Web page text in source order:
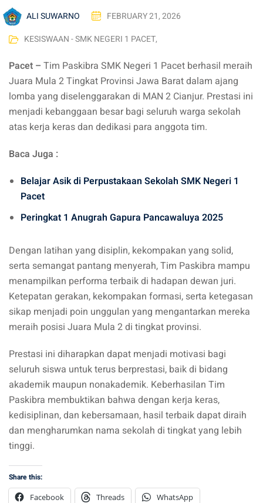
ALI SUWARNO
FEBRUARY 21, 2026
KESISWAAN - SMK NEGERI 1 PACET,
Pacet – Tim Paskibra SMK Negeri 1 Pacet berhasil meraih
Juara Mula 2 Tingkat Provinsi Jawa Barat dalam ajang
lomba yang diselenggarakan di MAN 2 Cianjur. Prestasi ini
menjadi kebanggaan besar bagi seluruh warga sekolah
atas kerja keras dan dedikasi para anggota tim.
Baca Juga :
Belajar Asik di Perpustakaan Sekolah SMK Negeri 1
Pacet
Peringkat 1 Anugrah Gapura Pancawaluya 2025
Dengan latihan yang disiplin, kekompakan yang solid,
serta semangat pantang menyerah, Tim Paskibra mampu
menampilkan performa terbaik di hadapan dewan juri.
Ketepatan gerakan, kekompakan formasi, serta ketegasan
sikap menjadi poin unggulan yang mengantarkan mereka
meraih posisi Juara Mula 2 di tingkat provinsi.
Prestasi ini diharapkan dapat menjadi motivasi bagi
seluruh siswa untuk terus berprestasi, baik di bidang
akademik maupun nonakademik. Keberhasilan Tim
Paskibra membuktikan bahwa dengan kerja keras,
kedisiplinan, dan kebersamaan, hasil terbaik dapat diraih
dan mengharumkan nama sekolah di tingkat yang lebih
tinggi.
Share this:
Facebook
Threads WhatsApp